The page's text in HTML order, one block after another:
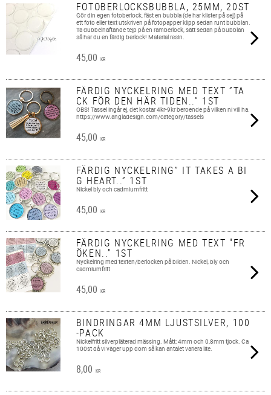
FOTOBERLOCKSBUBBLA, 25MM, 20ST
Gör din egen fotoberlock, fäst en bubbla (de har klister på sej) på
ett foto eller text utskriven på fotopapper klipp sedan runt bubblan.
Ta dubbelhäftande tejp på en ramberlock, sätt sedan på bubblan
så har du en färdig berlock! Material resin.
45,00 KR
FÄRDIG NYCKELRING MED TEXT ”TA
CK FÖR DEN HÄR TIDEN..” 1ST
OBS! Tassel ingår ej, det kostar 4kr-9kr beroende på vilken ni vill ha.
https://www.angladesign.com/category/tassels
45,00 KR
FÄRDIG NYCKELRING” IT TAKES A BI
G HEART..” 1ST
Nickel bly och cadmiumfritt
45,00 KR
FÄRDIG NYCKELRING MED TEXT "FR
ÖKEN.." 1ST
Nyckelring med texten/berlocken på bilden. Nickel, bly och
cadmiumfritt
45,00 KR
BINDRINGAR 4MM LJUSTSILVER, 100
-PACK
Nickelfritt silverpläterad mässing. Mått: 4mm och 0,8mm tjock. Ca
100st då vi väger upp dom så kan antalet variera lite.
8,00 KR